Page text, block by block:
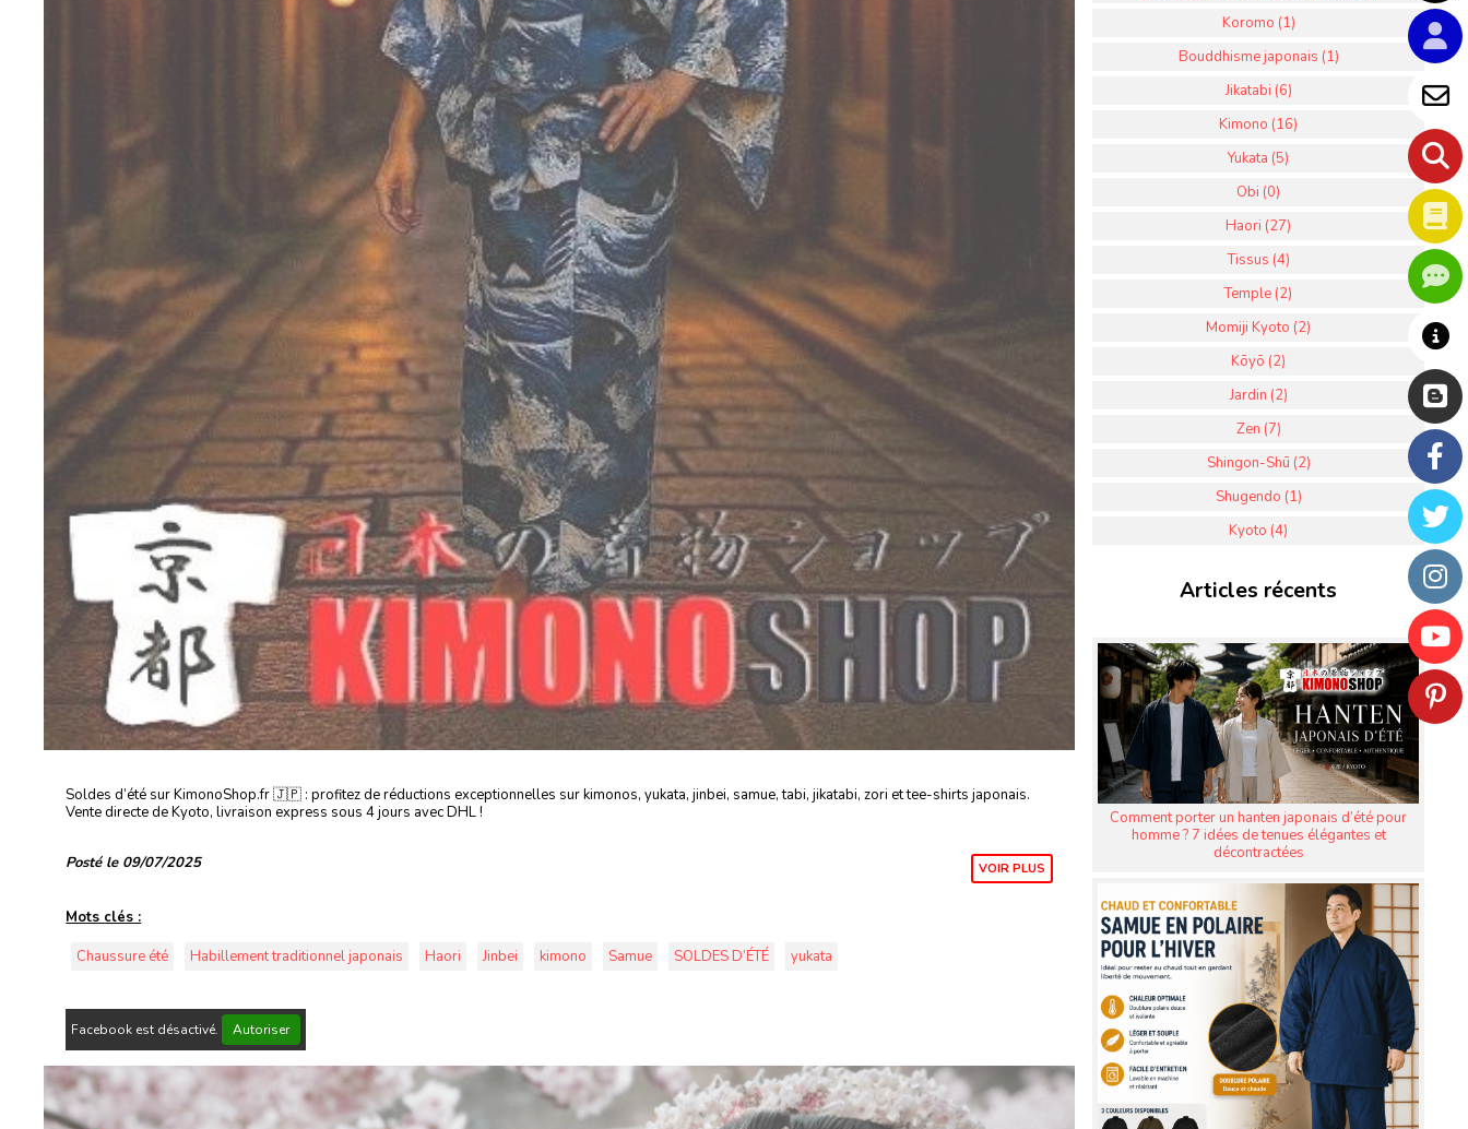
Soldes d’été sur KimonoShop.fr 🇯🇵 : profitez de réductions exceptionnelles sur kimonos, yukata, jinbei, samue, tabi, jikatabi, zori et tee-shirts japonais.
Vente directe de Kyoto, livraison express sous 4 jours avec DHL !
Posté le 09/07/2025 VOIR PLUS
Mots clés :
Chaussure été
Habillement traditionnel japonais Haori Jinbei kimono Samue SOLDES D’ÉTÉ yukata
Facebook est désactivé. Autoriser
Koromo (1)
Bouddhisme japonais (1)
Jikatabi (6)
Kimono (16)
Yukata (5)
Obi (0)
Haori (27)
Tissus (4)
Temple (2)
Momiji Kyoto (2)
Kōyō (2)
Jardin (2)
Zen (7)
Shingon-Shū (2)
Shugendo (1)
Kyoto (4)
Articles récents
Comment porter un hanten japonais d’été pour
homme ? 7 idées de tenues élégantes et
décontractées